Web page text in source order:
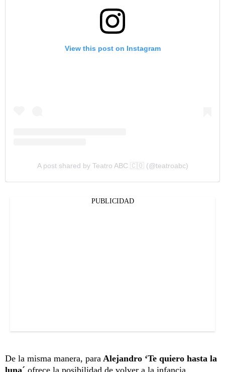
View this post on Instagram
A post shared by Teatro ABC 🇨🇴 (@teatroabc)
PUBLICIDAD
De la misma manera, para Alejandro ‘Te quiero hasta la